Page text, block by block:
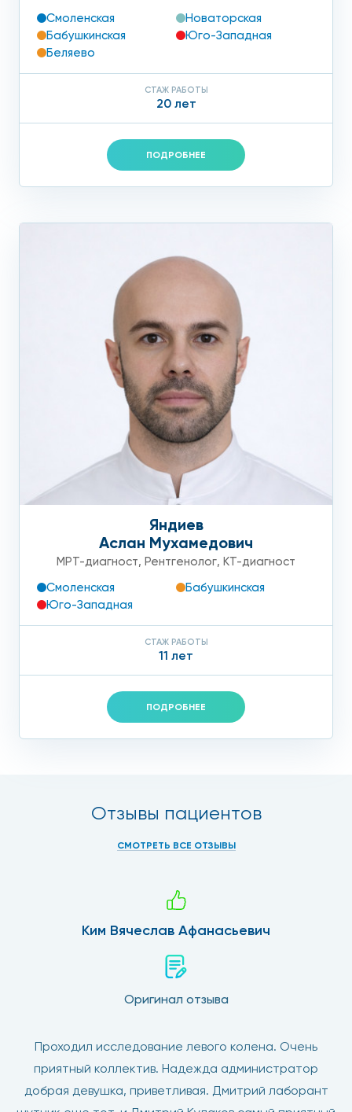
Смоленская
Новаторская
Бабушкинская
Юго-Западная
Беляево
СТАЖ РАБОТЫ
20 лет
ПОДРОБНЕЕ
Яндиев
Аслан Мухамедович
МРТ-диагност, Рентгенолог, КТ-диагност
Смоленская
Бабушкинская
Юго-Западная
СТАЖ РАБОТЫ
11 лет
ПОДРОБНЕЕ
Отзывы пациентов
СМОТРЕТЬ ВСЕ ОТЗЫВЫ
Ким Вячеслав Афанасьевич
Оригинал отзыва
Проходил исследование левого колена. Очень
приятный коллектив. Надежда администратор
добрая девушка, приветливая. Дмитрий лаборант